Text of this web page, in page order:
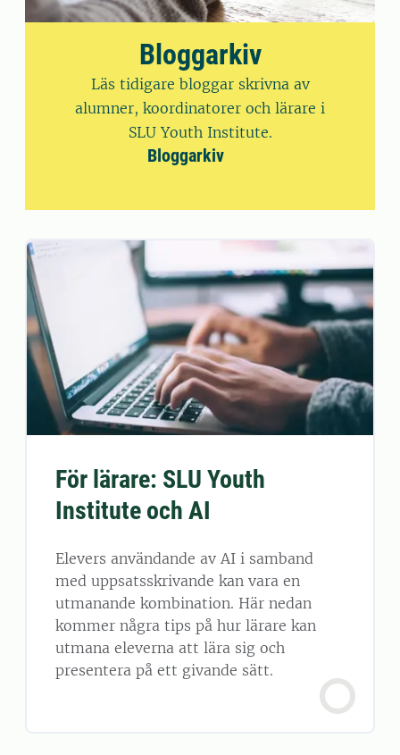
Bloggarkiv
Läs tidigare bloggar skrivna av
alumner, koordinatorer och lärare i
SLU Youth Institute.
Bloggarkiv
För lärare: SLU Youth
Institute och AI
Elevers användande av AI i samband
med uppsatsskrivande kan vara en
utmanande kombination. Här nedan
kommer några tips på hur lärare kan
utmana eleverna att lära sig och
presentera på ett givande sätt.